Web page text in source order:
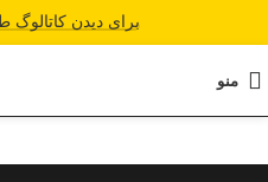
برای دیدن کاتالوگ
منو